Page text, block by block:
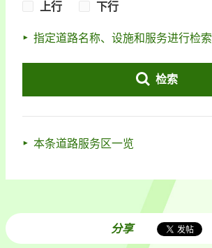
上行
下行
指定道路名称、设施和服务进行检索
检索
本条道路服务区一览
分享